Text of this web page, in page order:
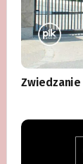
Zwiedzanie